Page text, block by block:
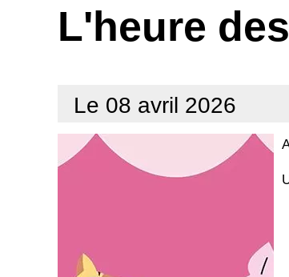
L'heure
Le 08 avril 2026